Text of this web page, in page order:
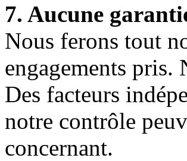
7. Aucune
Nous ferons tout
engagements pris.
Des facteurs
notre contrôle
concernant.